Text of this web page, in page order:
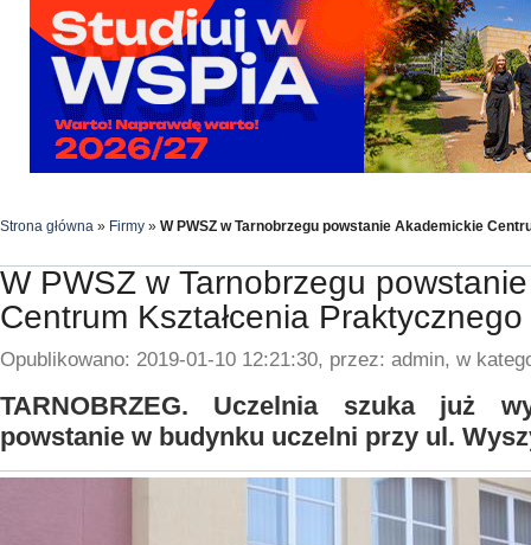
Strona główna » Firmy » W PWSZ w Tarnobrzegu powstanie Akademickie
W PWSZ w Tarnobrzegu
Centrum Kształcenia Praktycznego
Opublikowano: 2019-01-10 12:21:30, przez: admin, w
TARNOBRZEG. Uczelnia szuka już
powstanie w budynku uczelni przy ul.